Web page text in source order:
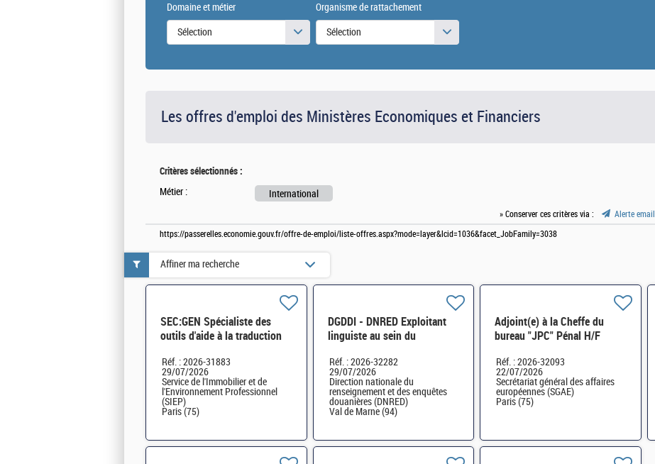
Domaine et métier
Sélection
Organisme de rattachement
Sélection
Les offres d'emploi des Ministères Economiques et Financiers
Critères sélectionnés :
Métier : International
» Conserver ces critères via : Alerte email
https://passerelles.economie.gouv.fr/offre-de-emploi/liste-offres.aspx?mode=layer&lcid=1036&facet_JobFamily=3038
SEC:GEN Spécialiste des
outils d'aide à la traduction
Réf. : 2026-31883
29/07/2026
Service de l'Immobilier et de
l'Environnement Professionnel
(SIEP)
Paris (75)
DGDDI - DNRED Exploitant
linguiste au sein du
de contrôle H/F
Réf. : 2026-32282
29/07/2026
Direction nationale du
renseignement et des enquêtes
douanières (DNRED)
Val de Marne (94)
Adjoint(e) à la Cheffe du
bureau "JPC" Pénal H/F
Réf. : 2026-32093
22/07/2026
Secrétariat général des affaires
européennes (SGAE)
Paris (75)
Affiner ma recherche